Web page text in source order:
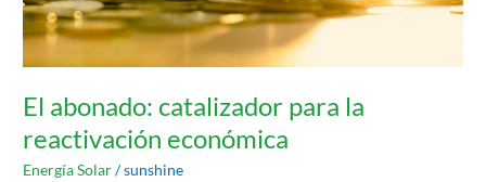
El abonado: catalizador para la
reactivación económica
Energía Solar/sunshine